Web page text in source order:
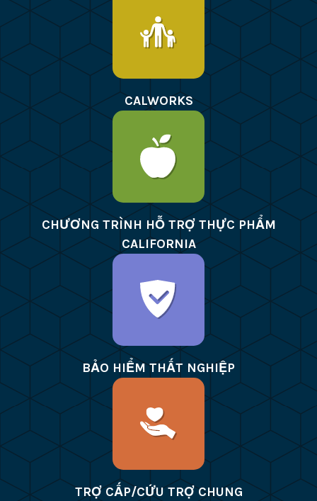
CALWORKS
CHƯƠNG TRÌNH HỖ TRỢ THỰC PHẨM
CALIFORNIA
BẢO HIỂM THẤT NGHIỆP
TRỢ CẤP/CỨU TRỢ CHUNG